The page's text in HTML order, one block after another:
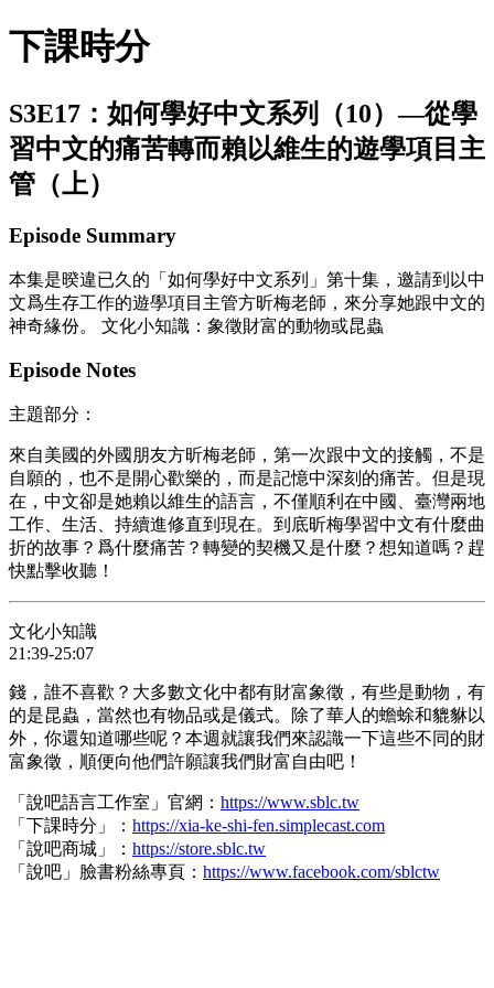
下課時分
S3E17：如何學好中文系列（10）—從學
習中文的痛苦轉而賴以維生的遊學項目主
管（上）
Episode Summary
本集是暌違已久的「如何學好中文系列」第十集，邀請到以中
文爲生存工作的遊學項目主管方昕梅老師，來分享她跟中文的
神奇緣份。 文化小知識：象徵財富的動物或昆蟲
Episode Notes
主題部分：
來自美國的外國朋友方昕梅老師，第一次跟中文的接觸，不是
自願的，也不是開心歡樂的，而是記憶中深刻的痛苦。但是現
在，中文卻是她賴以維生的語言，不僅順利在中國、臺灣兩地
工作、生活、持續進修直到現在。到底昕梅學習中文有什麼曲
折的故事？爲什麼痛苦？轉變的契機又是什麼？想知道嗎？趕
快點擊收聽！
文化小知識
21:39-25:07
錢，誰不喜歡？大多數文化中都有財富象徵，有些是動物，有
的是昆蟲，當然也有物品或是儀式。除了華人的蟾蜍和貔貅以
外，你還知道哪些呢？本週就讓我們來認識一下這些不同的財
富象徵，順便向他們許願讓我們財富自由吧！
「說吧語言工作室」官網： https://www.sblc.tw
「下課時分」： https://xia-ke-shi-fen.simplecast.com
「說吧商城」： https://store.sblc.tw
「說吧」臉書粉絲專頁： https://www.facebook.com/sblctw